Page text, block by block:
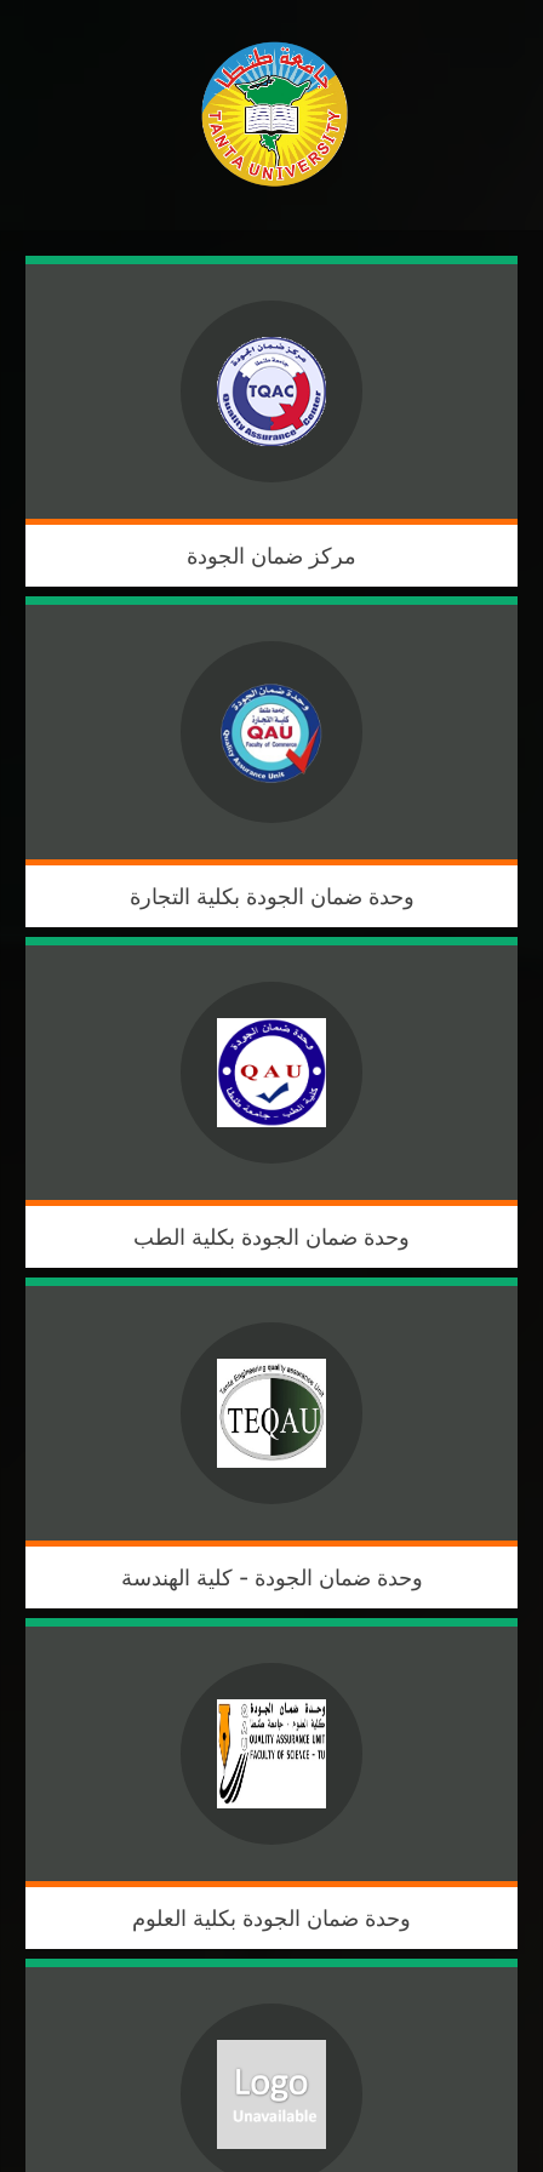
مركز ضمان الجودة
وحدة ضمان الجودة بكلية التجارة
وحدة ضمان الجودة بكلية الطب
وحدة ضمان الجودة - كلية الهندسة
وحدة ضمان الجودة بكلية العلوم